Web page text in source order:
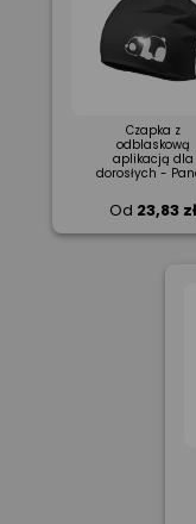
Czapka z
odblaskową
aplikacją dla
dorosłych -
Od 23,83 zł